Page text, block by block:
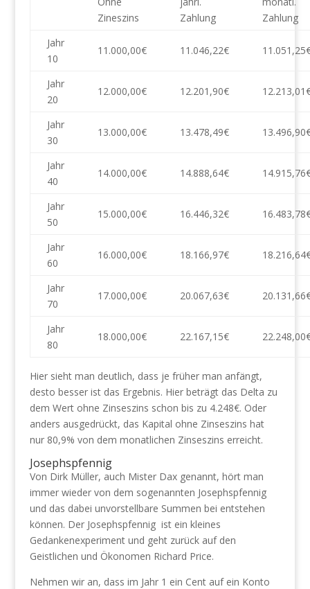
Zineszins
Zahlung
Zahlung
Jahr
10
11.000,00€ 11.046,22€
Jahr
20
12.000,00€ 12.201,90€
Jahr
30
13.000,00€ 13.478,49€
Jahr
40
14.000,00€ 14.888,64€
Jahr
50
15.000,00€ 16.446,32€
Jahr
60
16.000,00€ 18.166,97€
Jahr
70
17.000,00€ 20.067,63€
Jahr
80
18.000,00€ 22.167,15€
Hier sieht man deutlich, dass je früher man anfängt,
desto besser ist das Ergebnis. Hier beträgt das Delta zu
dem Wert ohne Zinseszins schon bis zu 4.248€. Oder
anders ausgedrückt, das Kapital ohne Zinseszins hat
nur 80,9% von dem monatlichen Zinseszins erreicht.
Josephspfennig
Von Dirk Müller, auch Mister Dax genannt, hört man
immer wieder von dem sogenannten Josephspfennig
und das dabei unvorstellbare Summen bei entstehen
können. Der Josephspfennig ist ein kleines
Gedankenexperiment und geht zurück auf den
Geistlichen und Ökonomen Richard Price.
Nehmen wir an, dass im Jahr 1 ein Cent auf ein Konto